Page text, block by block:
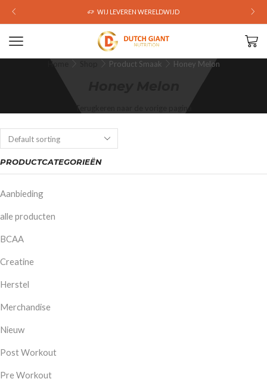
WIJ LEVEREN WERELDWIJD
Home Product Smaak Honey Melon
Terugkeren naar de vorige pagina
PRODUCTCATEGORIEËN
Aanbieding
alle producten
BCAA
Creatine
Herstel
Merchandise
Nieuw
Post Workout
Pre Workout